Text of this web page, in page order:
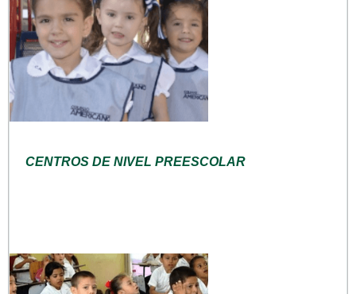
CENTROS DE NIVEL PREESCOLAR